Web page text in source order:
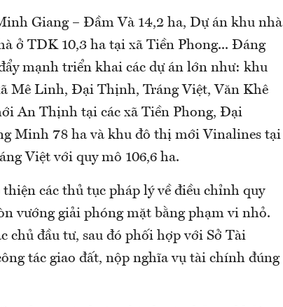
Giang – Đầm Và 14,2 ha, Dự án khu nhà
ở TDK 10,3 ha tại xã Tiền Phong... Đáng
mạnh triển khai các dự án lớn như: khu
Mê Linh, Đại Thịnh, Tráng Việt, Văn Khê
An Thịnh tại các xã Tiền Phong, Đại
Minh 78 ha và khu đô thị mới Vinalines tại
Việt với quy mô 106,6 ha.
các thủ tục pháp lý về điều chỉnh quy
vướng giải phóng mặt bằng phạm vi nhỏ.
chủ đầu tư, sau đó phối hợp với Sở Tài
tác giao đất, nộp nghĩa vụ tài chính đúng